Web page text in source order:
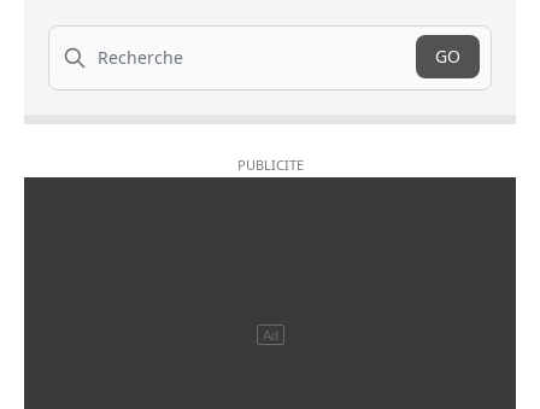
Recherche
GO